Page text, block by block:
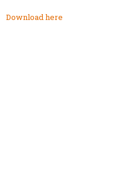
Download here